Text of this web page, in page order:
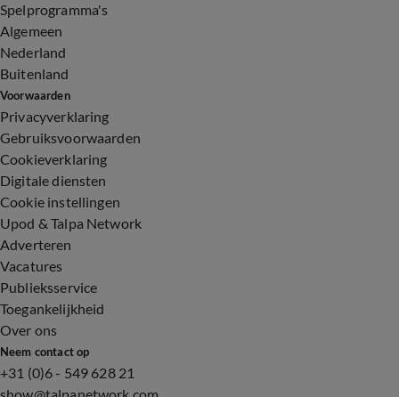
Spelprogramma's
Algemeen
Nederland
Buitenland
Voorwaarden
Privacyverklaring
Gebruiksvoorwaarden
Cookieverklaring
Digitale diensten
Cookie instellingen
Upod & Talpa Network
Adverteren
Vacatures
Publieksservice
Toegankelijkheid
Over ons
Neem contact op
+31 (0)6 - 549 628 21